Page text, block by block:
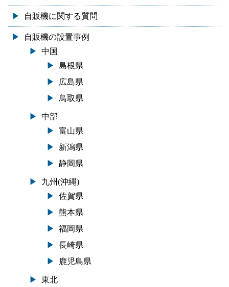
自販機に関する質問
自販機の設置事例
中国
島根県
広島県
鳥取県
中部
富山県
新潟県
静岡県
九州(沖縄)
佐賀県
熊本県
福岡県
長崎県
鹿児島県
東北